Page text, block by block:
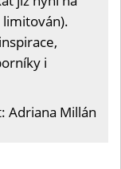
i
Adriana Millán